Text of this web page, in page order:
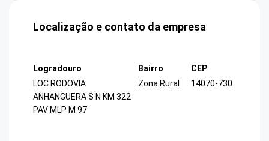
Localização e contato da empresa
Logradouro
LOC RODOVIA
ANHANGUERA S N KM 322
PAV MLP M 97
Bairro
Zona Rural
CEP
14070-730